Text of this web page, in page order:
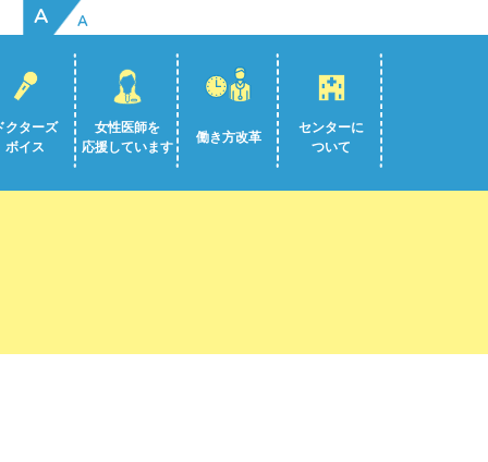
A A
クターズ
ボイス
女性医師を
応援しています
働き方改革
センターに
ついて